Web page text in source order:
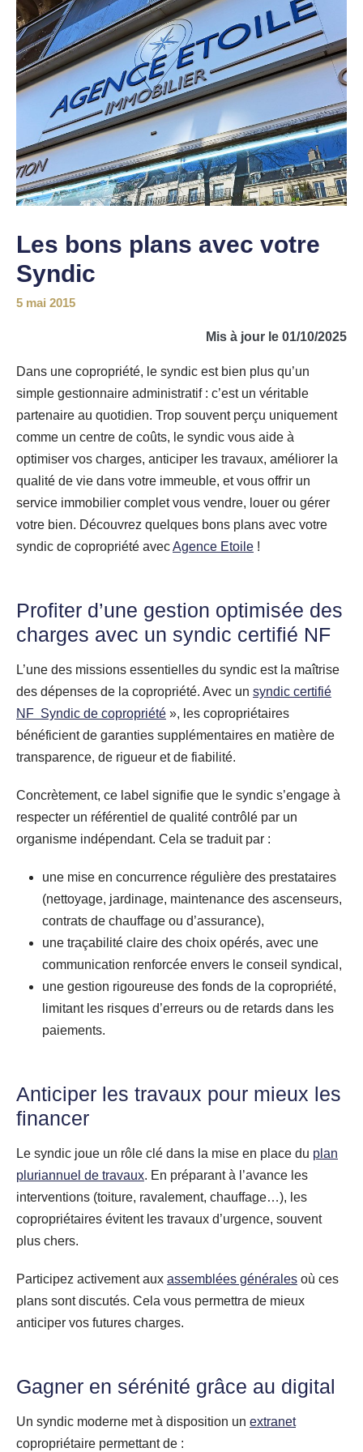
Les bons plans avec votre
Syndic
5 mai 2015
Mis à jour le 01/10/2025
Dans une copropriété, le syndic est bien plus qu’un
simple gestionnaire administratif : c’est un véritable
partenaire au quotidien. Trop souvent perçu uniquement
comme un centre de coûts, le syndic vous aide à
optimiser vos charges, anticiper les travaux, améliorer la
qualité de vie dans votre immeuble, et vous offrir un
service immobilier complet vous vendre, louer ou gérer
votre bien. Découvrez quelques bons plans avec votre
syndic de copropriété avecAgence Etoile !
Profiter d’une gestion optimisée des
charges avec un syndic certifié NF
L’une des missions essentielles du syndic est la maîtrise
des dépenses de la copropriété. Avec un syndic certifié
NF Syndic de copropriété », les copropriétaires
bénéficient de garanties supplémentaires en matière de
transparence, de rigueur et de fiabilité.
Concrètement, ce label signifie que le syndic s’engage à
respecter un référentiel de qualité contrôlé par un
organisme indépendant. Cela se traduit par :
une mise en concurrence régulière des prestataires
(nettoyage, jardinage, maintenance des ascenseurs,
contrats de chauffage ou d’assurance),
une traçabilité claire des choix opérés, avec une
communication renforcée envers le conseil syndical,
une gestion rigoureuse des fonds de la copropriété,
limitant les risques d’erreurs ou de retards dans les
paiements.
Anticiper les travaux pour mieux les
financer
Le syndic joue un rôle clé dans la mise en place du plan
pluriannuel de travaux. En préparant à l’avance les
interventions (toiture, ravalement, chauffage…), les
copropriétaires évitent les travaux d’urgence, souvent
plus chers.
Participez activement aux assemblées générales où ces
plans sont discutés. Cela vous permettra de mieux
anticiper vos futures charges.
Gagner en sérénité grâce au digital
Un syndic moderne met à disposition un extranet
copropriétaire permettant de :